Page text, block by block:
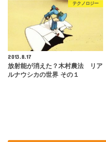
テクノロジー
2013.8.17
放射能が消えた？木村農法 リア
ルナウシカの世界 その１